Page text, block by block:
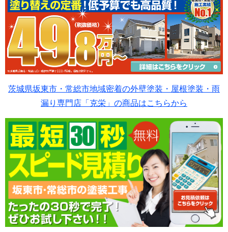
茨城県坂東市・常総市地域密着の外壁塗装・屋根塗装・雨
漏り専門店「克栄」の商品はこちらから